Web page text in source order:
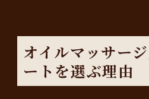
オイルマッサー
ートを選ぶ理由